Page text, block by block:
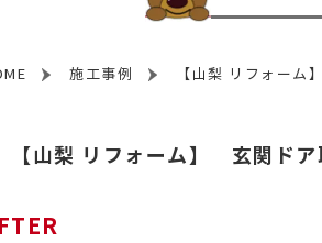
施工事例 【山梨 リフォー
【山梨 リフォーム】 玄関ドア